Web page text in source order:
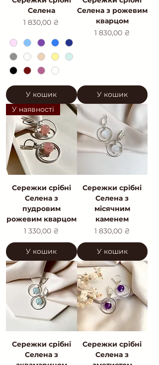
Селена
Ціна
1 830,00 ₴
У кошик
Селена з рожевим
кварцом
Ціна
1 830,00 ₴
У кошик
У наявності
Сережки срібні
Селена з
пудровим
рожевим кварцом
Ціна
1 330,00 ₴
У кошик
Сережки срібні
Селена з
місячним
каменем
Ціна
1 830,00 ₴
У кошик
Сережки срібні
Селена з
Сережки срібні
Селена з